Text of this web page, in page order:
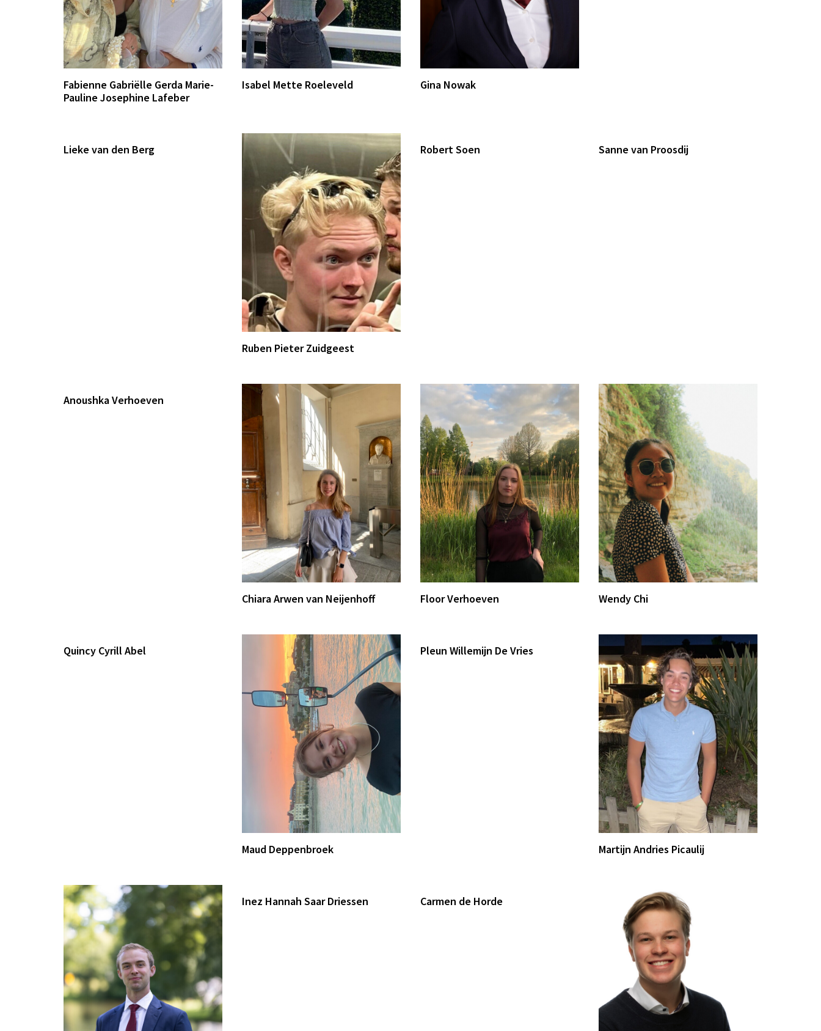
Fabienne Gabriëlle Gerda Marie-
Pauline Josephine Lafeber
Isabel Mette Roeleveld Gina Nowak
Lieke van den Berg
Ruben Pieter Zuidgeest
Robert Soen Sanne van Proosdij
Anoushka Verhoeven
Chiara Arwen van Neijenhoff Floor Verhoeven Wendy Chi
Quincy Cyrill Abel
Maud Deppenbroek
Pleun Willemijn De Vries
Martijn Andries Picaulij
Inez Hannah Saar Driessen Carmen de Horde